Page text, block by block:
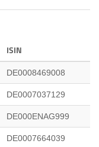
ISIN
DE0008469008
DE0007037129
DE000ENAG999
DE0007664039